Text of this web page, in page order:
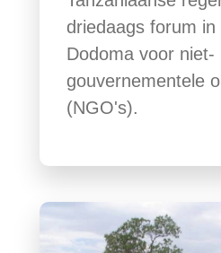
driedaags forum
Dodoma voor niet-
gouvernementele
(NGO's).